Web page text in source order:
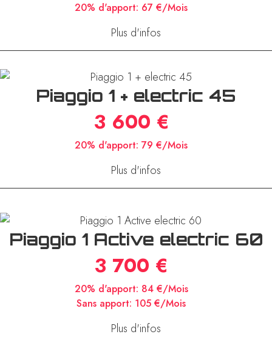
20% d'apport: 67 €/Mois
Plus d'infos
Piaggio 1 + electric 45
3 600 €
20% d'apport: 79 €/Mois
Plus d'infos
Piaggio 1 Active electric 60
3 700 €
20% d'apport: 84 €/Mois
Sans apport: 105 €/Mois
Plus d'infos